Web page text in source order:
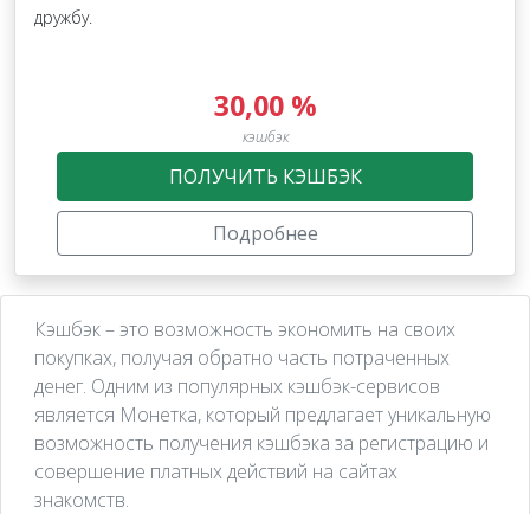
дружбу.
30,00 %
кэшбэк
ПОЛУЧИТЬ КЭШБЭК
Подробнее
Кэшбэк – это возможность экономить на своих
покупках, получая обратно часть потраченных
денег. Одним из популярных кэшбэк-сервисов
является Монетка, который предлагает уникальную
возможность получения кэшбэка за регистрацию и
совершение платных действий на сайтах
знакомств.